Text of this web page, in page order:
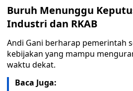
Buruh Menunggu
Industri dan RKAB
Andi Gani berharap pemerintah
kebijakan yang mampu
waktu dekat.
Baca Juga: